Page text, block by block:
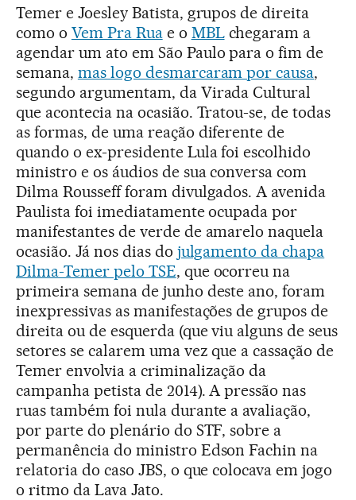
Temer e Joesley Batista, grupos de direita
como o Vem Pra Ruae o MBLchegaram a
agendar um ato em São Paulo para o fim de
semana, mas logo desmarcaram por causa,
segundo argumentam, da Virada Cultural
que acontecia na ocasião. Tratou-se, de todas
as formas, de uma reação diferente de
quando o ex-presidente Lula foi escolhido
ministro e os áudios de sua conversa com
Dilma Rousseff foram divulgados. A avenida
Paulista foi imediatamente ocupada por
manifestantes de verde de amarelo naquela
ocasião. Já nos dias do julgamento da chapa
Dilma-Temer pelo TSE, que ocorreu na
primeira semana de junho deste ano, foram
inexpressivas as manifestações de grupos de
direita ou de esquerda (que viu alguns de seus
setores se calarem uma vez que a cassação de
Temer envolvia a criminalização da
campanha petista de 2014). A pressão nas
ruas também foi nula durante a avaliação,
por parte do plenário do STF, sobre a
permanência do ministro Edson Fachin na
relatoria do caso JBS, o que colocava em jogo
o ritmo da Lava Jato.